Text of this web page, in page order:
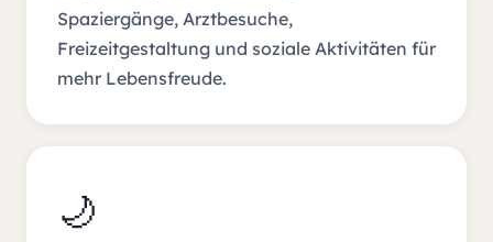
Spaziergänge, Arztbesuche,
Freizeitgestaltung und soziale Aktivitäten für
mehr Lebensfreude.
🌙